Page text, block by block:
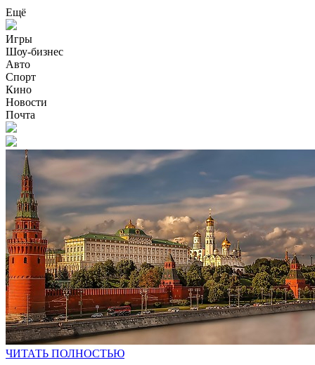
Ещё
Игры
Шоу-бизнес
Авто
Спорт
Кино
Новости
Почта
ЧИТАТЬ ПОЛНОСТЬЮ